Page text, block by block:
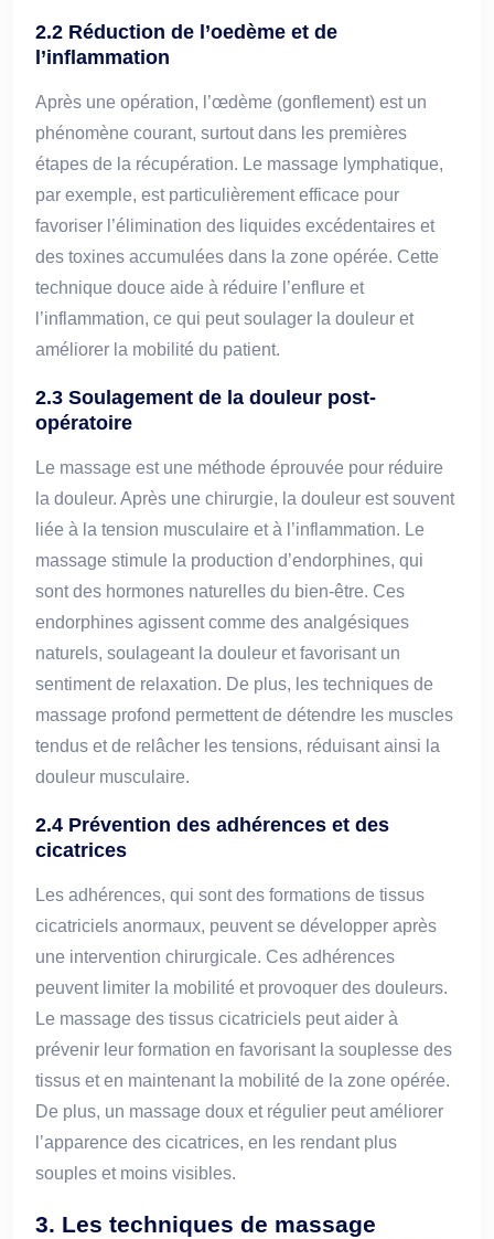
2.2 Réduction de l’oedème et de
l’inflammation
Après une opération, l’œdème (gonflement) est un
phénomène courant, surtout dans les premières
étapes de la récupération. Le massage lymphatique,
par exemple, est particulièrement efficace pour
favoriser l’élimination des liquides excédentaires et
des toxines accumulées dans la zone opérée. Cette
technique douce aide à réduire l’enflure et
l’inflammation, ce qui peut soulager la douleur et
améliorer la mobilité du patient.
2.3 Soulagement de la douleur post-
opératoire
Le massage est une méthode éprouvée pour réduire
la douleur. Après une chirurgie, la douleur est souvent
liée à la tension musculaire et à l’inflammation. Le
massage stimule la production d’endorphines, qui
sont des hormones naturelles du bien-être. Ces
endorphines agissent comme des analgésiques
naturels, soulageant la douleur et favorisant un
sentiment de relaxation. De plus, les techniques de
massage profond permettent de détendre les muscles
tendus et de relâcher les tensions, réduisant ainsi la
douleur musculaire.
2.4 Prévention des adhérences et des
cicatrices
Les adhérences, qui sont des formations de tissus
cicatriciels anormaux, peuvent se développer après
une intervention chirurgicale. Ces adhérences
peuvent limiter la mobilité et provoquer des douleurs.
Le massage des tissus cicatriciels peut aider à
prévenir leur formation en favorisant la souplesse des
tissus et en maintenant la mobilité de la zone opérée.
De plus, un massage doux et régulier peut améliorer
l’apparence des cicatrices, en les rendant plus
souples et moins visibles.
3. Les techniques de massage